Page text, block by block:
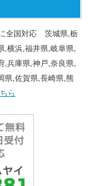
全国対応 茨城県,栃
,横浜,福井県,岐阜県,
,兵庫県,神戸,奈良県,
県,佐賀県,長崎県,熊
ら